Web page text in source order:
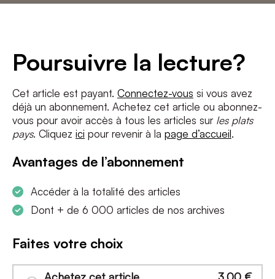
Poursuivre la lecture?
Cet article est payant. Connectez-vous si vous avez
déjà un abonnement. Achetez cet article ou abonnez-
vous pour avoir accès à tous les articles sur les plats
pays. Cliquez ici pour revenir à la page d’accueil.
Avantages de l’abonnement
Accéder à la totalité des articles
Dont + de 6 000 articles de nos archives
Faites votre choix
J'accepte les termes et conditions etla politique de confidentialité
S'INSCRIRE